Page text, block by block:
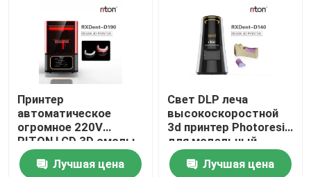
Принтер
автоматическое
огромное 220V
RITON LCD 3D смолы
ISO 13485
промышленный
Лучшая цена
Свет DLP леча
высокоскоростной
3d принтер Photoresin
для модельный
делать
Лучшая цена